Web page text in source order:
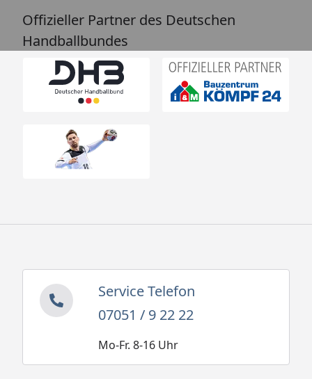
Offizieller Partner des Deutschen
Handballbundes
Service Telefon
07051 / 9 22 22
Mo-Fr. 8-16 Uhr